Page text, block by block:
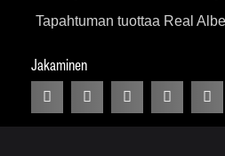
Tapahtuman tuottaa Real
Jakaminen